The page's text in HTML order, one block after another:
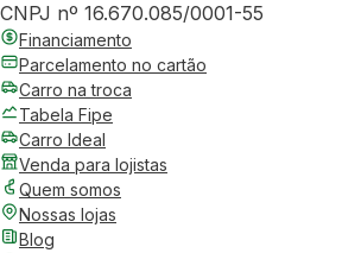
CNPJ nº 16.670.085/0001-55
Financiamento
Parcelamento no cartão
Carro na troca
Tabela Fipe
Carro Ideal
Venda para lojistas
Quem somos
Nossas lojas
Blog